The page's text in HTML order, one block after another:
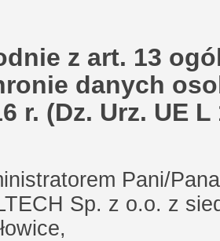
z art. 13
danych
r. (Dz. Urz. UE
Pani/
Sp. z o.o. z